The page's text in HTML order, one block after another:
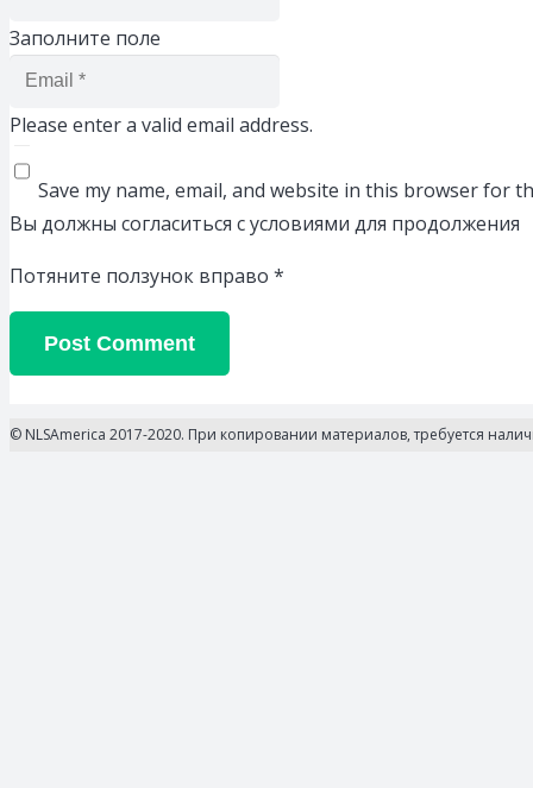
Заполните поле
Please enter a valid email address.
Save my name, email, and website in this browser for
Вы должны согласиться с условиями для продолжения
Потяните ползунок вправо *
Post Comment
© NLSAmerica 2017-2020. При копировании материалов, требуется